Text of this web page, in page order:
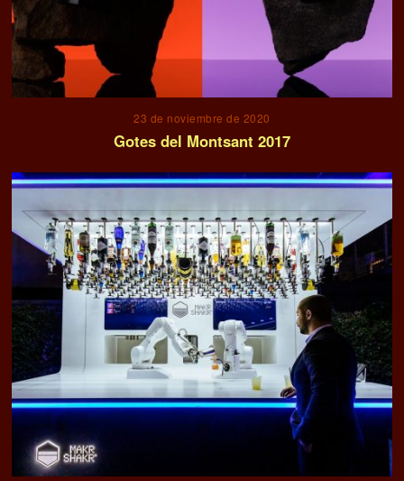
23 de noviembre de 2020
Gotes del Montsant 2017